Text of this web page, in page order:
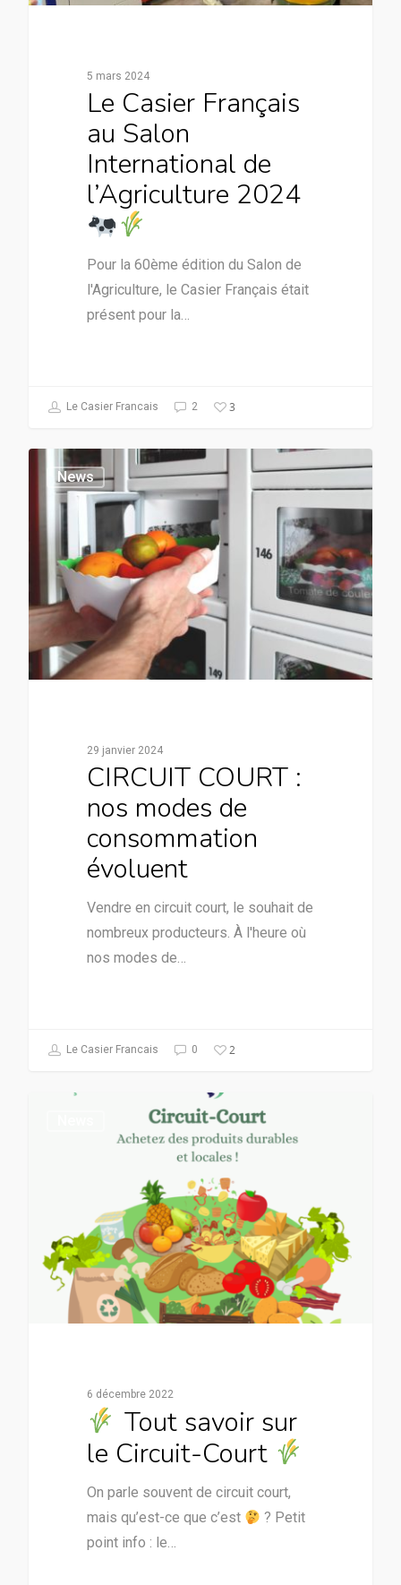
5 mars 2024
Le Casier Français
au Salon
International de
l’Agriculture 2024
Pour la 60ème édition du Salon de
l'Agriculture, le Casier Français était
présent pour la…
Le Casier Francais 2 3
News
29 janvier 2024
CIRCUIT COURT :
nos modes de
consommation
évoluent
Vendre en circuit court, le souhait de
nombreux producteurs. À l'heure où
nos modes de…
Le Casier Francais 0 2
6 décembre 2022
Tout savoir sur
le Circuit-Court
On parle souvent de circuit court,
mais qu’est-ce que c’est
? Petit
point info : le…